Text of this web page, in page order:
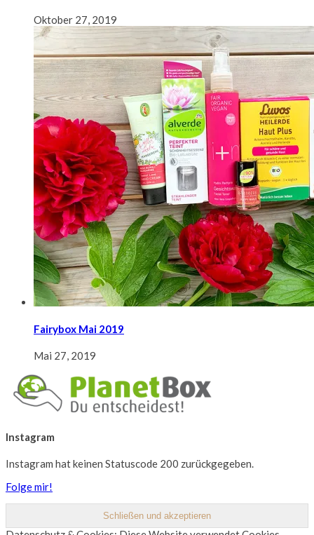
Oktober 27, 2019
Fairybox Mai 2019
Mai 27, 2019
Instagram
Instagram hat keinen Statuscode 200 zurückgegeben.
Folge mir!